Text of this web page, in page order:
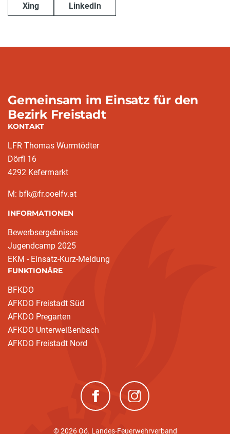
Xing LinkedIn
Gemeinsam im Einsatz für den
Bezirk Freistadt
KONTAKT
LFR Thomas Wurmtödter
Dörfl 16
4292 Kefermarkt
M: bfk@fr.ooelfv.at
INFORMATIONEN
Bewerbsergebnisse
Jugendcamp 2025
EKM - Einsatz-Kurz-Meldung
FUNKTIONÄRE
BFKDO
AFKDO Freistadt Süd
AFKDO Pregarten
AFKDO Unterweißenbach
AFKDO Freistadt Nord
(neues Fenster)(neues Fenster)
© 2026 Oö. Landes-Feuerwehrverband